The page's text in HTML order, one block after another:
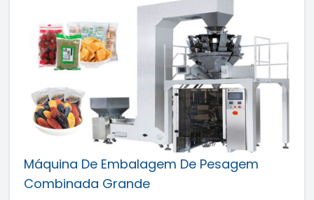
Máquina De Embalagem De Pesagem
Combinada Grande